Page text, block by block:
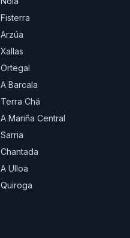
Fisterra
Arzúa
Xallas
Ortegal
A Barcala
Terra Chá
A Mariña Central
Sarria
Chantada
A Ulloa
Quiroga